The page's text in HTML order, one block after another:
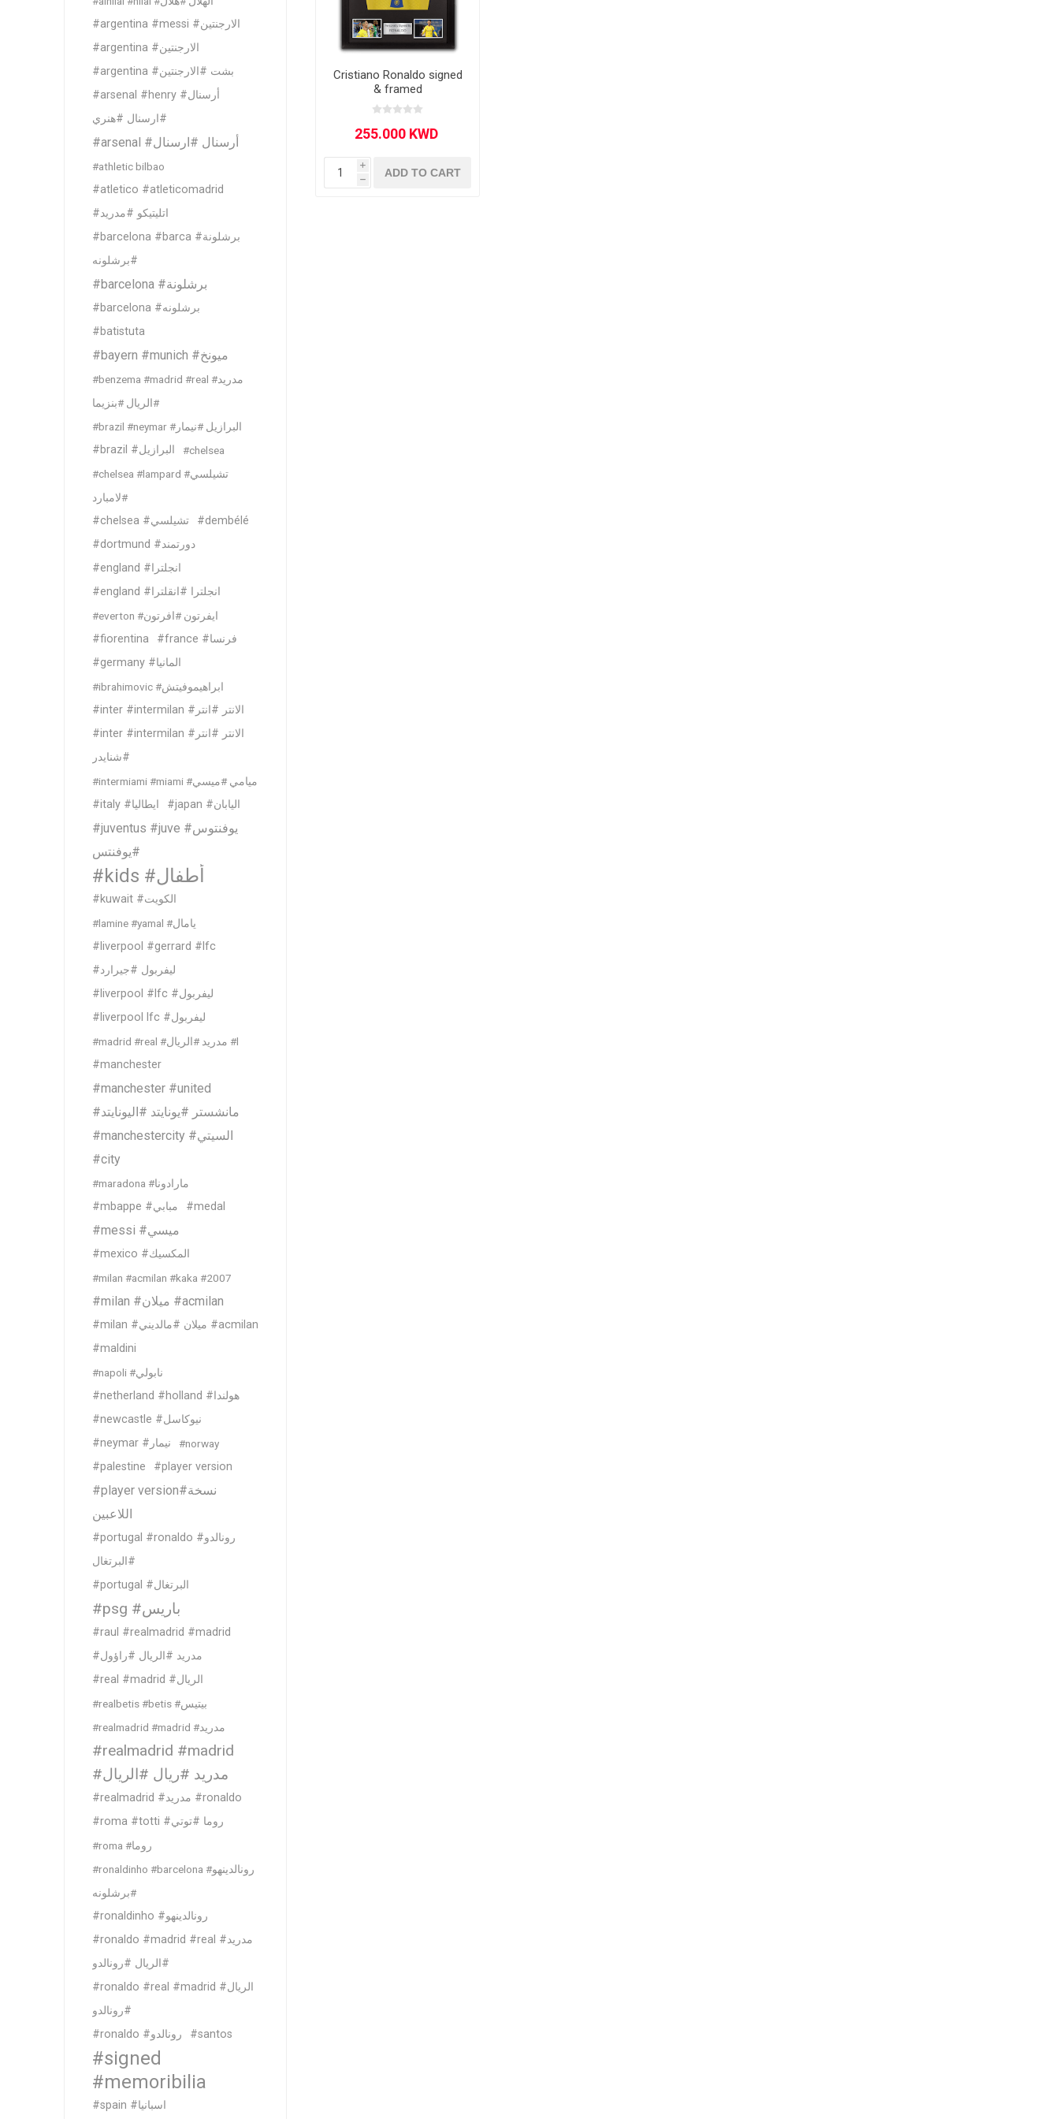
Al Nassr
ITTIHAD
Cristiano Ronaldo signed
& framed
i
h
ADD TO CART
#argentina #messi #الارجنتين
#argentina #الارجنتين
#argentina #بشت #الارجنتين
#arsenal #henry #أرسنال
#ارسنال #هنري
#arsenal #أرسنال #ارسنال
#athletic bilbao
#atletico #atleticomadrid
#اتليتيكو #مدريد
#barcelona #barca #برشلونة
#برشلونه
#barcelona #برشلونة
#barcelona #برشلونه
#batistuta
#bayern #munich #ميونخ
#benzema #madrid #real #مدريد
#الريال #بنزيما
#brazil #neymar #البرازيل #نيمار
#brazil #البرازيل
#chelsea
#chelsea #lampard #تشيلسي
#لامبارد
#chelsea #تشيلسي
#dembélé
#dortmund #دورتمند
#england #انجلترا
#england #انجلترا #انقلترا
#everton #ايفرتون #افرتون
#fiorentina
#france #فرنسا
#germany #المانيا
#ibrahimovic #ابراهيموفيتش
#inter #intermilan #الانتر #انتر
#inter #intermilan #الانتر #انتر
#شنايدر
#intermiami #miami #ميامي #ميسي
#italy #ايطاليا #japan #اليابان
#juventus #juve #يوفنتوس
#يوفنتس
#kids #أطفال
#kuwait #الكويت
#lamine #yamal #يامال
#liverpool #gerrard #lfc
#ليفربول #جيرارد
#liverpool #lfc #ليفربول
#liverpool lfc #ليفربول
#madrid #real #مدريد #الريال #l
#manchester
#manchester #united
#مانشستر #يونايتد #اليونايتد
#manchestercity #السيتي
#city
#maradona #مارادونا
#mbappe #مبابي #medal
#messi #ميسي
#mexico #المكسيك
#milan #acmilan #kaka #2007
#milan #ميلان #acmilan
#milan #ميلان #مالديني #acmilan
#maldini
#napoli #نابولي
#netherland #holland #هولندا
#newcastle #نيوكاسل
#neymar #نيمار
#norway
#palestine #player version
#player version#نسخة
اللاعبين
#portugal #ronaldo #رونالدو
#البرتغال
#portugal #البرتغال
#psg #باريس
#raul #realmadrid #madrid
#مدريد #الريال #راؤول
#real #madrid #الريال
#realbetis #betis #بيتيس
#realmadrid #madrid #مدريد
#realmadrid #madrid
#مدريد #ريال #الريال
#realmadrid #مدريد #ronaldo
#roma #totti #روما #توتي
#roma #روما
#ronaldinho #barcelona #رونالدينهو
#برشلونه
#ronaldinho #رونالدينهو
#ronaldo #madrid #real #مدريد
#الريال #رونالدو
#ronaldo #real #madrid #الريال
#رونالدو
#ronaldo #رونالدو
#santos
#signed
#memoribilia
#spain #اسبانيا